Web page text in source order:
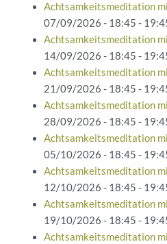
Achtsamkeitsmeditation
07/09/2026 - 18:45 -
Achtsamkeitsmeditation
14/09/2026 - 18:45 -
Achtsamkeitsmeditation
21/09/2026 - 18:45 -
Achtsamkeitsmeditation
28/09/2026 - 18:45 -
Achtsamkeitsmeditation
05/10/2026 - 18:45 -
Achtsamkeitsmeditation
12/10/2026 - 18:45 -
Achtsamkeitsmeditation
19/10/2026 - 18:45 -
Achtsamkeitsmeditation